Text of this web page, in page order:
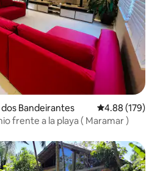
Bandeirantes Calificación
4.88 (179)
frente a la playa ( Maramar )